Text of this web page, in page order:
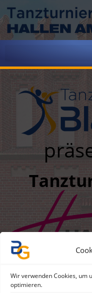
Wir verwenden Cookies, um
optimieren.06. bis